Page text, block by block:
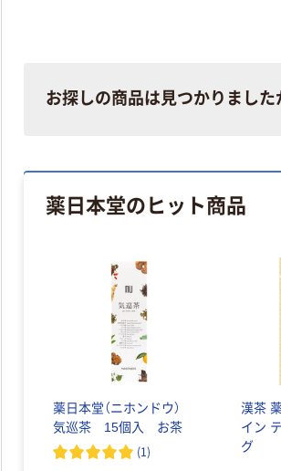
お探しの商品は見つかりました
薬日本堂のヒット商品
薬日本堂（ニホンドウ）
気巡茶 15個入 お茶
(1)
漢茶
イン
グ
スタソース エ
ム・シーシー食